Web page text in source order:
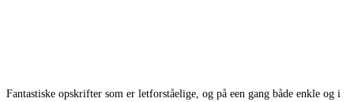
Fantastiske opskrifter som er letforståelige, og på een gang både enkle og i